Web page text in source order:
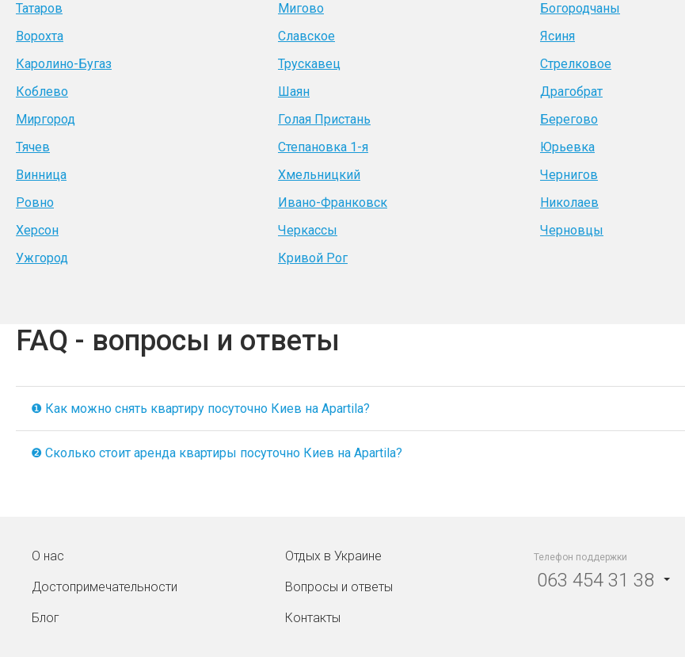
Татаров
Мигово Богородчаны
Ворохта
Славское Ясиня
Каролино-Бугаз
Трускавец Стрелковое
Коблево
Шаян Драгобрат
Миргород
Голая Пристань Берегово
Тячев
Степановка 1-я Юрьевка
Винница
Хмельницкий Чернигов
Ровно
Ивано-Франковск Николаев
Херсон
Черкассы Черновцы
Ужгород
Кривой Рог
FAQ - вопросы и ответы
❶ Как можно снять квартиру посуточно Киев на Apartila?
❷ Сколько стоит аренда квартиры посуточно Киев на Apartila?
О нас
Достопримечательности
Блог
Отдых в Украине
Вопросы и ответы
Контакты
Телефон поддержки
063 454 31 38